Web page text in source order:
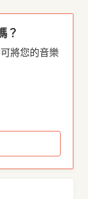
？
將您的音樂